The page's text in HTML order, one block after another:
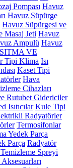
Pompası Havuz
Havuz Süpürge
Havuz Süpürgesi ve
Masaj Jeti Havuz
Ampulü Havuz
VE
Tipi Klima Isı
Kaset Tipi
Hava
Cihazları
Rutubet Gidericiler
Isıtıcılar Kule Tipi
Radyatörler
Termosifonlar
Yedek Parça
Parça Radyatör
Spreyi